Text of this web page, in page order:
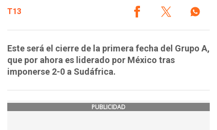
T13
Este será el cierre de la primera fecha del Grupo A,
que por ahora es liderado por México tras
imponerse 2-0 a Sudáfrica.
PUBLICIDAD